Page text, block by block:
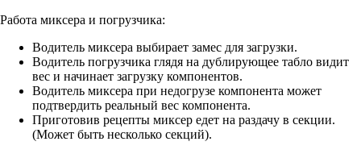
Работа миксера и погрузчика:
Водитель миксера выбирает замес для загрузки.
Водитель погрузчика глядя на дублирующее табло видит
вес и начинает загрузку компонентов.
Водитель миксера при недогрузе компонента может
подтвердить реальный вес компонента.
Приготовив рецепты миксер едет на раздачу в секции.
(Может быть несколько секций).